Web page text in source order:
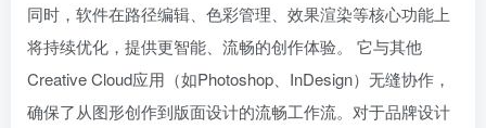
同时，软件在路径编辑、色彩管理、效果渲染等核心功能上
将持续优化，提供更智能、流畅的创作体验。 它与其他
Creative Cloud应用（如Photoshop、InDesign）无缝协作，
确保了从图形创作到版面设计的流畅工作流。对于品牌设计